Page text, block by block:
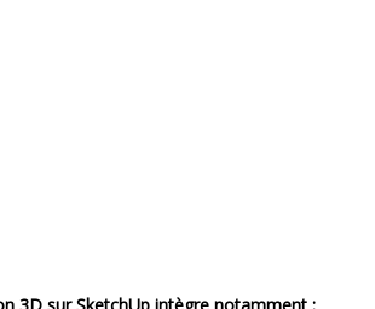
3D sur SketchUp intègre notamment :